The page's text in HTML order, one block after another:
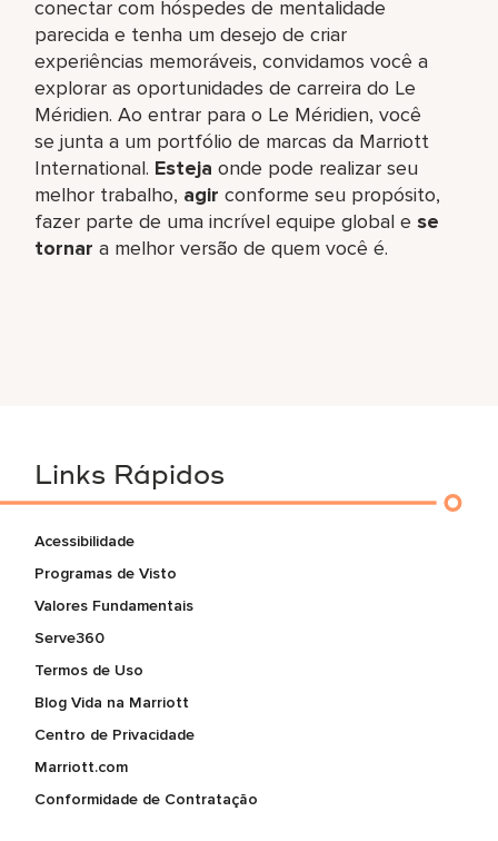
conectar com hóspedes de mentalidade
parecida e tenha um desejo de criar
experiências memoráveis, convidamos você a
explorar as oportunidades de carreira do Le
Méridien. Ao entrar para o Le Méridien, você
se junta a um portfólio de marcas da Marriott
International. Esteja onde pode realizar seu
melhor trabalho,​ agir conforme seu propósito,
fazer parte de uma incrível equipe global​ e se
tornar a melhor versão de quem você é.
Links Rápidos
Acessibilidade
Programas de Visto
Valores Fundamentais
Serve360
Termos de Uso
Blog Vida na Marriott
Centro de Privacidade
Marriott.com
Conformidade de Contratação